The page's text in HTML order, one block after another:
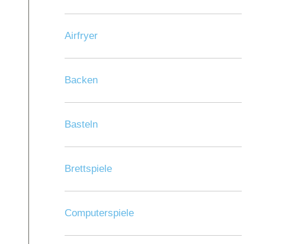
Airfryer
Backen
Basteln
Brettspiele
Computerspiele